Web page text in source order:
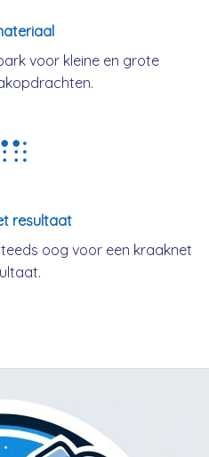
voor kleine en grote
resultaat
oog voor een kraaknet